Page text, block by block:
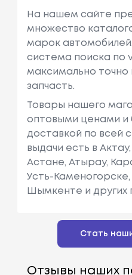
На нашем сайте
множество
марок
система поиска по
максимально
запчасть.
Товары нашего
оптовыми ценами и
доставкой по всей
выдачи есть в
Астане, Атырау,
Усть-
Шымкенте и других
Стать
Отзывы наших